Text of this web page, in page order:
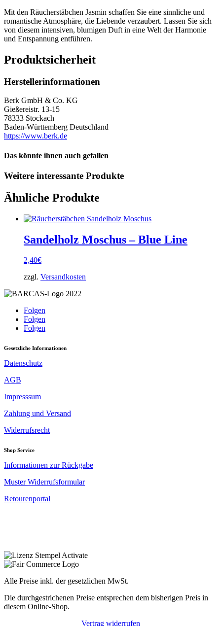
Mit den Räucherstäbchen Jasmin schaffen Sie eine sinnliche und
romantische Atmosphäre, die Liebende verzaubert. Lassen Sie sich
von diesem intensiven, blumigen Duft in eine Welt der Harmonie
und Entspannung entführen.
Produktsicherheit
Herstellerinformationen
Berk GmbH & Co. KG
Gießereistr. 13-15
78333 Stockach
Baden-Württemberg Deutschland
https://www.berk.de
Das könnte ihnen auch gefallen
Weitere interessante Produkte
Ähnliche Produkte
Sandelholz Moschus – Blue Line
2,40€
zzgl. Versandkosten
Folgen
Folgen
Folgen
Gesetzliche Informationen
Datenschutz
AGB
Impresssum
Zahlung und Versand
Widerrufsrecht
Shop Service
Informationen zur Rückgabe
Muster Widerrufsformular
Retourenportal
Alle Preise inkl. der gesetzlichen MwSt.
Die durchgestrichenen Preise entsprechen dem bisherigen Preis in
diesem Online-Shop.
Vertrag widerrufen